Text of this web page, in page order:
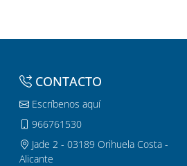
CONTACTO
Escríbenos aquí
966761530
Jade 2 - 03189 Orihuela Costa -
Alicante